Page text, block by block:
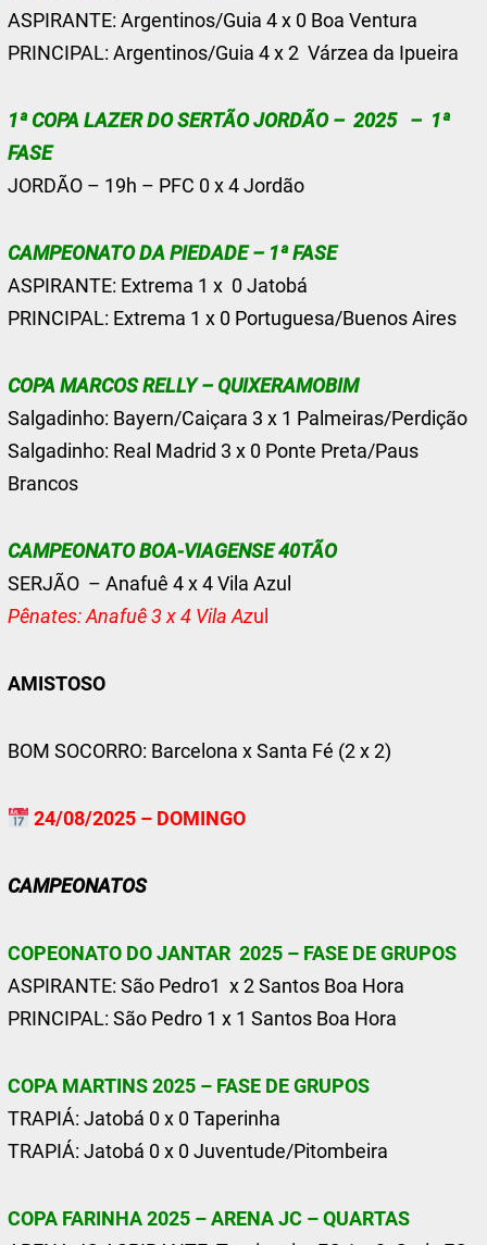
ASPIRANTE: Argentinos/Guia 4 x 0 Boa Ventura
PRINCIPAL: Argentinos/Guia 4 x 2 Várzea da Ipueira
1ª COPA LAZER DO SERTÃO JORDÃO – 2025 – 1ª
FASE
JORDÃO – 19h – PFC 0 x 4 Jordão
CAMPEONATO DA PIEDADE – 1ª FASE
ASPIRANTE: Extrema 1 x 0 Jatobá
PRINCIPAL: Extrema 1 x 0 Portuguesa/Buenos Aires
COPA MARCOS RELLY – QUIXERAMOBIM
Salgadinho: Bayern/Caiçara 3 x 1 Palmeiras/Perdição
Salgadinho: Real Madrid 3 x 0 Ponte Preta/Paus
Brancos
CAMPEONATO BOA-VIAGENSE 40TÃO
SERJÃO – Anafuê 4 x 4 Vila Azul
Pênates: Anafuê 3 x 4 Vila Azul
AMISTOSO
BOM SOCORRO: Barcelona x Santa Fé (2 x 2)
24/08/2025 – DOMINGO
CAMPEONATOS
COPEONATO DO JANTAR 2025 – FASE DE GRUPOS
ASPIRANTE: São Pedro1 x 2 Santos Boa Hora
PRINCIPAL: São Pedro 1 x 1 Santos Boa Hora
COPA MARTINS 2025 – FASE DE GRUPOS
TRAPIÁ: Jatobá 0 x 0 Taperinha
TRAPIÁ: Jatobá 0 x 0 Juventude/Pitombeira
COPA FARINHA 2025 – ARENA JC – QUARTAS